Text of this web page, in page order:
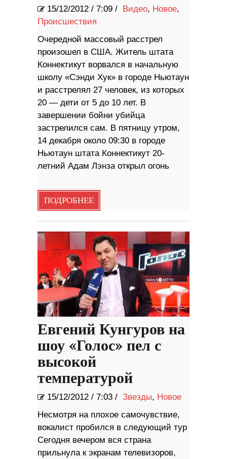
15/12/2012 / 7:09 / Видео, Новое,
Происшествия
Очередной массовый расстрел
произошел в США. Житель штата
Коннектикут ворвался в начальную
школу «Сэнди Хук» в городе Ньютаун
и расстрелял 27 человек, из которых
20 — дети от 5 до 10 лет. В
завершении бойни убийца
застрелился сам. В пятницу утром,
14 декабря около 09:30 в городе
Ньютаун штата Коннектикут 20-
летний Адам Лэнза открыл огонь
ПОДРОБНЕЕ
Евгений Кунгуров на
шоу «Голос» пел с
высокой
температурой
15/12/2012 / 7:03 / Звезды, Новое
Несмотря на плохое самочувствие,
вокалист пробился в следующий тур
Сегодня вечером вся страна
прильнула к экранам телевизоров,